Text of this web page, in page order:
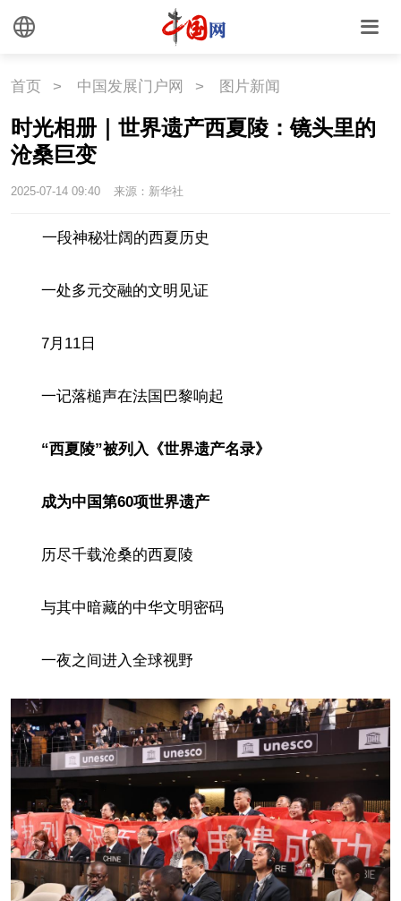
首页 > 中国发展门户网 > 图片新闻
时光相册｜世界遗产西夏陵：镜头里的
沧桑巨变
2025-07-14 09:40 来源：新华社
一段神秘壮阔的西夏历史
一处多元交融的文明见证
7月11日
一记落槌声在法国巴黎响起
“西夏陵”被列入《世界遗产名录》
成为中国第60项世界遗产
历尽千载沧桑的西夏陵
与其中暗藏的中华文明密码
一夜之间进入全球视野